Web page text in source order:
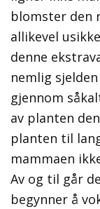
blomster den
allikevel
denne
nemlig
gjennom
av planten
planten til
mammaen
Av og til går
begynner å